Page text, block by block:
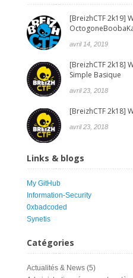
[BreizhCTF 2k19]
avril 14, 2019
[BreizhCTF 2k18]
Simple Basique
avril 23, 2018
[BreizhCTF 2k18]
avril 23, 2018
Links & blogs
My GitHub
Information-Security
0xbadcoded
Synetis
Catégories
Actualités & News (5)